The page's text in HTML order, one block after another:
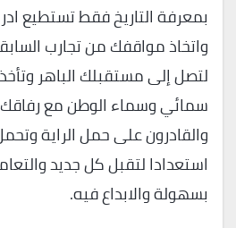
بمعرفة التاريخ فقط تستطيع
واتخاذ مواقفك من تجارب
لتصل إلى مستقبلك الباهر
سمائي وسماء الوطن مع رفاقك
والقادرون على حمل الراية
استعدادا لتقبل كل جديد
بسهولة والابداع فيه.